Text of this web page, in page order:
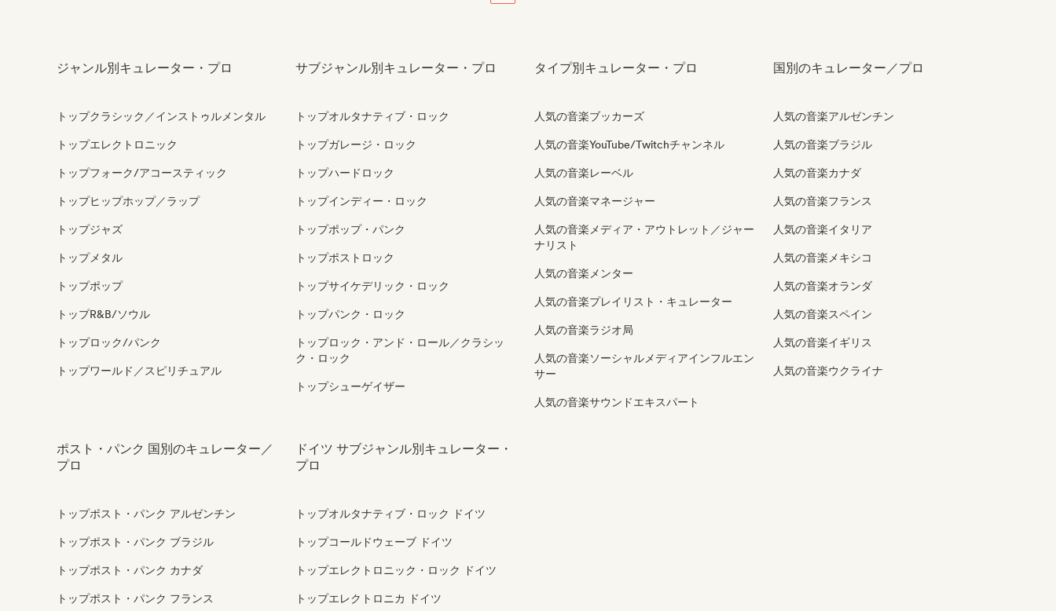
ジャンル別キュレーター・プロ
トップクラシック／インストゥルメンタル
トップエレクトロニック
トップフォーク/アコースティック
トップヒップホップ／ラップ
トップジャズ
トップメタル
トップポップ
トップR&B/ソウル
トップロック/パンク
トップワールド／スピリチュアル
サブジャンル別キュレーター・プロ
トップオルタナティブ・ロック
トップガレージ・ロック
トップハードロック
トップインディー・ロック
トップポップ・パンク
トップポストロック
トップサイケデリック・ロック
トップパンク・ロック
トップロック・アンド・ロール／クラシッ
ク・ロック
トップシューゲイザー
タイプ別キュレーター・プロ
人気の音楽ブッカーズ
人気の音楽YouTube/Twitchチャンネル
人気の音楽レーベル
人気の音楽マネージャー
人気の音楽メディア・アウトレット／ジャー
ナリスト
人気の音楽メンター
人気の音楽プレイリスト・キュレーター
人気の音楽ラジオ局
人気の音楽ソーシャルメディアインフルエン
サー
人気の音楽サウンドエキスパート
国別のキュレーター／プロ
人気の音楽アルゼンチン
人気の音楽ブラジル
人気の音楽カナダ
人気の音楽フランス
人気の音楽イタリア
人気の音楽メキシコ
人気の音楽オランダ
人気の音楽スペイン
人気の音楽イギリス
人気の音楽ウクライナ
ポスト・パンク 国別のキュレーター／
プロ
トップポスト・パンク アルゼンチン
トップポスト・パンク ブラジル
トップポスト・パンク カナダ
トップポスト・パンク フランス
ドイツ サブジャンル別キュレーター・
プロ
トップオルタナティブ・ロック ドイツ
トップコールドウェーブ ドイツ
トップエレクトロニック・ロック ドイツ
トップエレクトロニカ ドイツ